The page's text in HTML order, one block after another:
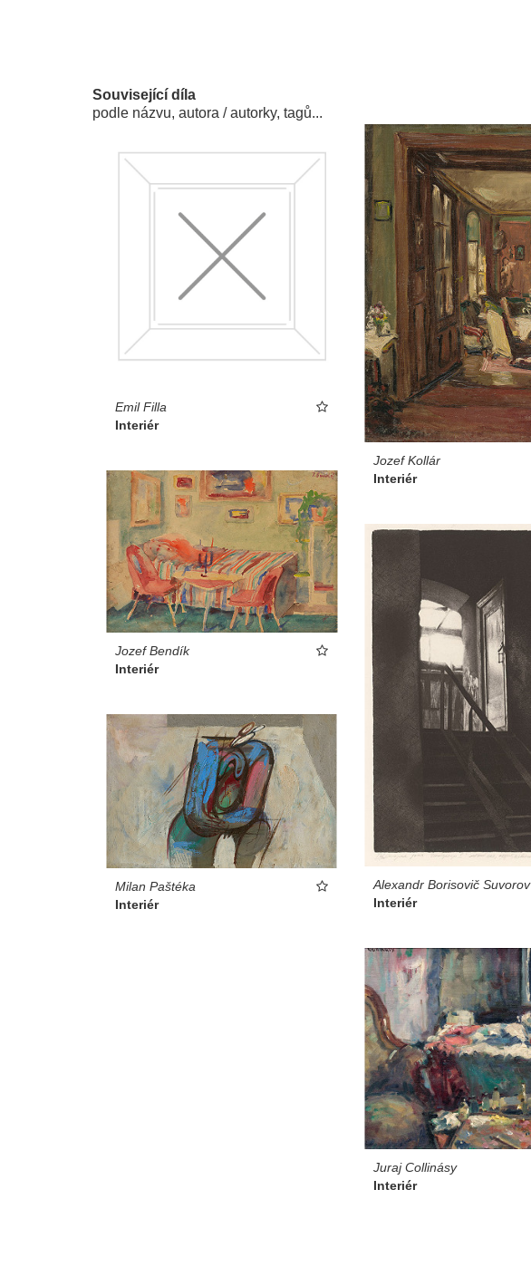
Související díla
podle názvu, autora / autorky, tagů...
Emil Filla
Interiér
Jozef Kollár
Interiér
Jozef Bendík
Interiér
Alexandr Borisovič Suvorov
Interiér
Milan Paštéka
Interiér
Juraj Collinásy
Interiér